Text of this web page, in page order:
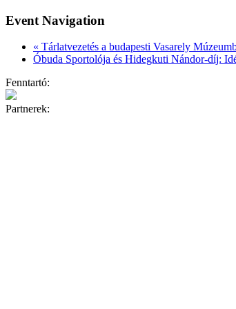
Event Navigation
« Tárlatvezetés a budapesti Vasarely
Óbuda Sportolója és Hidegkuti Nándor-díj:
Fenntartó:
Partnerek: